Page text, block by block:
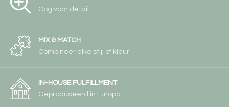
Oog voor detail
MIX & MATCH
Combineer elke stijl of kleur
IN-HOUSE FULFILLMENT
Geproduceerd in Europa